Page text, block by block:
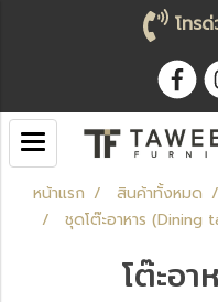
โทร
หน้าแรก สินค้าทั้งหมด
ชุดโต๊ะอาหาร (Dining
โต๊ะอ